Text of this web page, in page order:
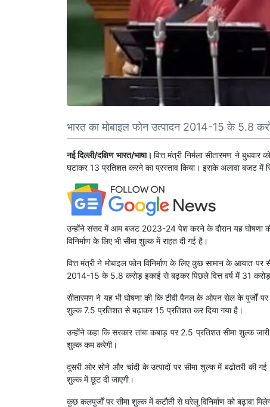
भारत का मोबाइल फोन उत्पादन 2014-15 के 5.8
नई दिल्ली/दक्षिण भारत/भाषा।वित्त मंत्री निर्मला सीतारमण ने
घटाकर 13 प्रतिशत करने का प्रस्ताव किया। इसके अलावा बजट में
उन्होंने संसद में आम बजट 2023-24 पेश करने के दौरान यह घोषणा
विनिर्माण के लिए भी सीमा शुल्क में राहत दी गई है।
वित्त मंत्री ने मोबाइल फोन विनिर्माण के लिए कुछ सामान के आयात
2014-15 के 5.8 करोड़ इकाई से बढ़कर पिछले वित्त वर्ष में 31 करोड़
सीतारमण ने यह भी घोषणा की कि टीवी पैनल के ओपन सेल के पुर्जों
शुल्क 7.5 प्रतिशत से बढ़ाकर 15 प्रतिशत कर दिया गया है।
उन्होंने कहा कि सरकार तांबा कबाड़ पर 2.5 प्रतिशत सीमा शुल्क
शुल्क कम करेगी।
दूसरी ओर सोने और चांदी के उत्पादों पर सीमा शुल्क में बढ़ोतरी की गई
शुल्क में छूट दी जाएगी।
कुछ कलपुर्जों पर सीमा शुल्क में कटौती से घरेलू विनिर्माण को बढ़ावा